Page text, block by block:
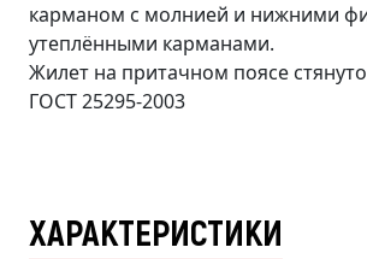
карманом с молнией и нижними
утеплёнными карманами.
Жилет на притачном поясе
ГОСТ 25295-2003
ХАРАКТЕРИСТИКИ